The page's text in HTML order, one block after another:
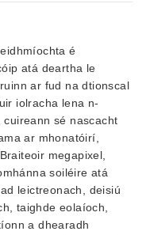
é
atá deartha le
ar fud na dtionscal
iolracha lena n-
sé nascacht
ar mhonatóirí,
megapixel,
soiléire atá
leictreonach, deisiú
taighde eolaíoch,
a dhearadh